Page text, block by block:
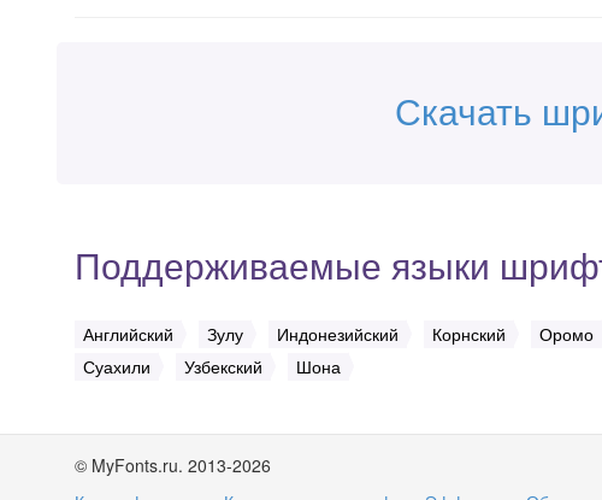
Скачать
Поддерживаемые языки
Английский Зулу Индонезийский Корнский Оромо
Суахили
Узбекский Шона
© MyFonts.ru. 2013-2026